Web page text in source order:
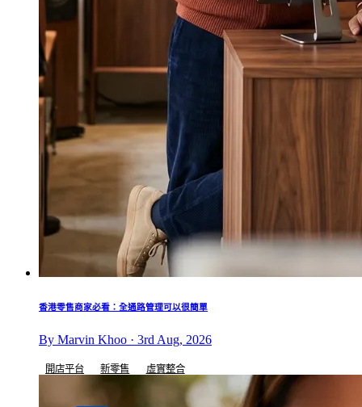
香港零售商家必看：全通路管理可以很簡單
By Marvin Khoo · 3rd Aug, 2026
開店平台 新零售 虛實整合